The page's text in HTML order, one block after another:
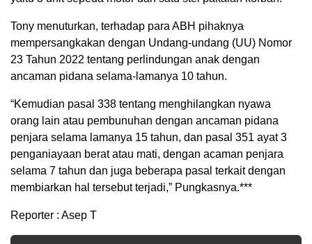
Tony menuturkan, terhadap para ABH pihaknya
mempersangkakan dengan Undang-undang (UU) Nomor
23 Tahun 2022 tentang perlindungan anak dengan
ancaman pidana selama-lamanya 10 tahun.
“Kemudian pasal 338 tentang menghilangkan nyawa
orang lain atau pembunuhan dengan ancaman pidana
penjara selama lamanya 15 tahun, dan pasal 351 ayat 3
penganiayaan berat atau mati, dengan acaman penjara
selama 7 tahun dan juga beberapa pasal terkait dengan
membiarkan hal tersebut terjadi,” Pungkasnya.***
Reporter : Asep T